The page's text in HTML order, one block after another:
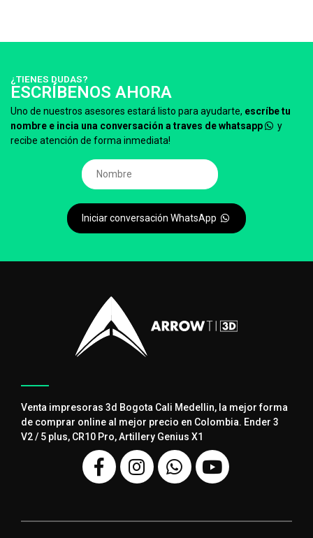
¿TIENES DUDAS?
ESCRÍBENOS AHORA
Uno de nuestros asesores estará listo para ayudarte, escríbe tu
nombre e incia una conversación a traves de whatsapp
y
recibe atención de forma inmediata!
Iniciar conversación WhatsApp
Venta impresoras 3d Bogota Cali Medellin, la mejor forma
de comprar online al mejor precio en Colombia. Ender 3
V2 / 5 plus, CR10 Pro, Artillery Genius X1